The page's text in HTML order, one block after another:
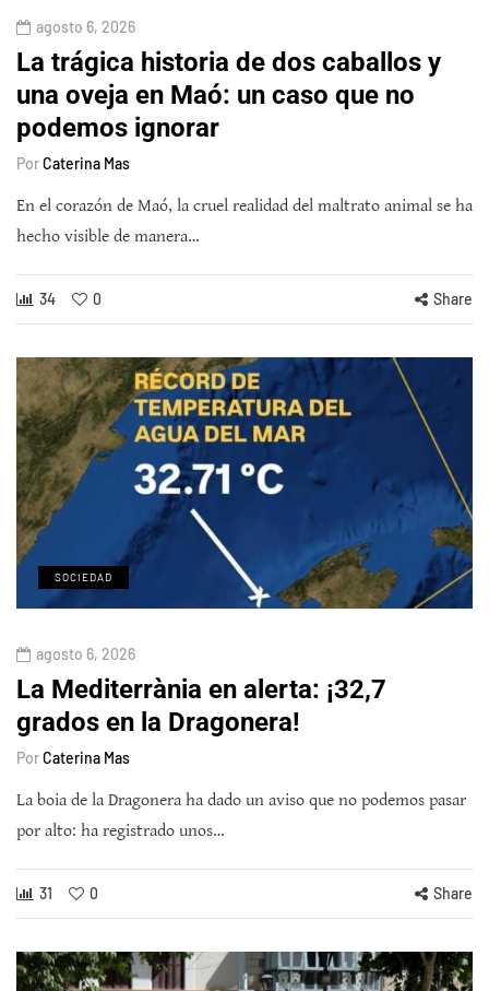
agosto 6, 2026
La trágica historia de dos caballos y
una oveja en Maó: un caso que no
podemos ignorar
PorCaterina Mas
En el corazón de Maó, la cruel realidad del maltrato animal se ha
hecho visible de manera…
34 0 Share
SOCIEDAD
agosto 6, 2026
La Mediterrània en alerta: ¡32,7
grados en la Dragonera!
PorCaterina Mas
La boia de la Dragonera ha dado un aviso que no podemos pasar
por alto: ha registrado unos…
31 0 Share